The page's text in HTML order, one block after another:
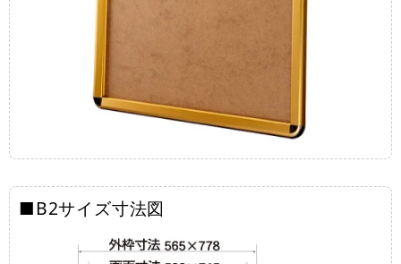
■B2サイズ寸法図